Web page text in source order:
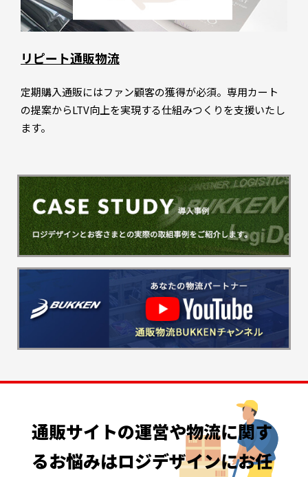
リピート通販物流
定期購入通販にはファン顧客の獲得が必須。専用カート
の提案からLTV向上を実現する仕組みつくりを支援いたし
ます。
通販サイトの運営や物流に関す
るお悩みはロジデザインにお任